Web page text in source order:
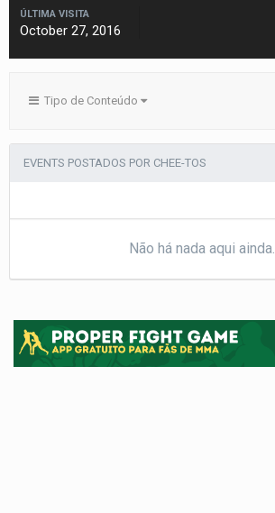
ÚLTIMA VISITA
October 27, 2016
Tipo de Conteúdo
EVENTS POSTADOS POR CHEE-TOS
Não há nada aqui ainda.